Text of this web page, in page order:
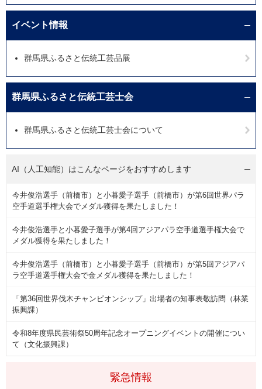
緊急情報
イベント情報
群馬県ふるさと伝統工芸品展
群馬県ふるさと伝統工芸士会
群馬県ふるさと伝統工芸士会について
AI（人工知能）はこんなページをおすすめします
今井俊浩選手（前橋市）と小暮愛子選手（前橋市）が第6回世界パラ
空手道選手権大会でメダル獲得を果たしました！
今井俊浩選手と小暮愛子選手が第4回アジアパラ空手道選手権大会で
メダル獲得を果たしました！
今井俊浩選手（前橋市）と小暮愛子選手（前橋市）が第5回アジアパ
ラ空手道選手権大会で金メダル獲得を果たしました！
「第36回世界伐木チャンピオンシップ」出場者の知事表敬訪問（林業
振興課）
令和8年度県民芸術祭50周年記念オープニングイベントの開催につい
て（文化振興課）